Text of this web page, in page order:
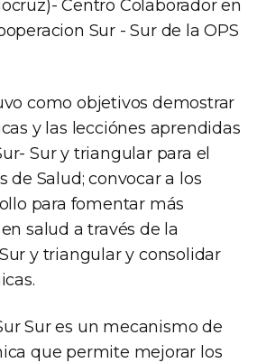
Centro Colaborador en
Sur - Sur de la OPS
como objetivos demostrar
y las lecciónes aprendidas
Sur y triangular para el
de Salud; convocar a los
para fomentar más
salud a través de la
y triangular y consolidar
Sur es un mecanismo de
que permite mejorar los